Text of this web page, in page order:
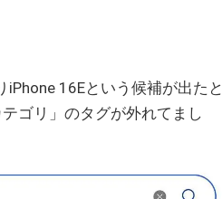
16Eという候補が出たと
ゴリ」のタグが外れてまし